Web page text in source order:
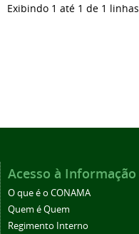
Exibindo 1 até 1 de 1 linhas
Acesso à Informação
O que é o CONAMA
Quem é Quem
Regimento Interno